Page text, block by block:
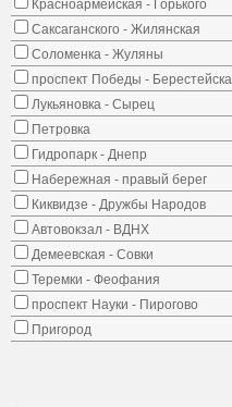
Красноармейская - Горького
Саксаганского - Жилянская
Соломенка - Жуляны
проспект Победы -
Лукьяновка - Сырец
Петровка
Гидропарк - Днепр
Набережная - правый берег
Киквидзе - Дружбы Народов
Автовокзал - ВДНХ
Демеевская - Совки
Теремки - Феофания
проспект Науки - Пирогово
Пригород